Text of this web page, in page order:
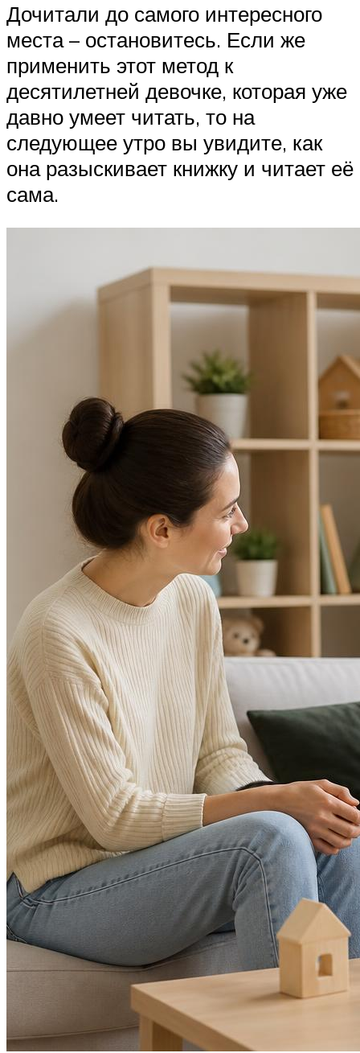
Дочитали до самого интересного
места – остановитесь. Если же
применить этот метод к
десятилетней девочке, которая уже
давно умеет читать, то на
следующее утро вы увидите, как
она разыскивает книжку и читает её
сама.